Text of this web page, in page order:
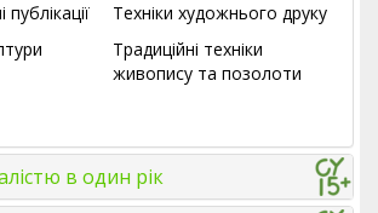
Техніки художнього друку
Традиційні техніки
живопису та позолоти
в один рік